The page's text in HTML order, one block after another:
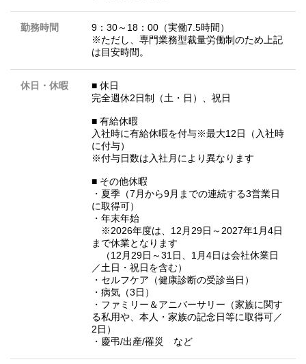
勤務時間
9：30～18：00（実働7.5時間）
※ただし、専門業務型裁量労働制のため上記
は目安時間。
休日・休暇
■ 休日
完全週休2日制（土・日）、祝日
■ 有給休暇
入社時に有給休暇を付与※最大12日（入社時
に付与）
※付与日数は入社月により異なります
■ その他休暇
・夏季（7月から9月までの連続する3営業日
に取得可）
・年末年始
※2026年度は、12月29日～2027年1月4日
まで休業となります
（12月29日～31日、1月4日は会社休業日
／土日・祝日を含む）
・セルフケア（健康診断の受診当日）
・病気（3日）
・ファミリー＆アニバーサリー（家族に関す
る私用や、本人・家族の記念日等に取得可／
2日）
・慶弔/出産/罹災 など